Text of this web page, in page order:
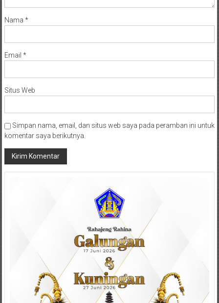
Nama *
Email *
Situs Web
Simpan nama, email, dan situs web saya pada peramban ini untuk
komentar saya berikutnya.